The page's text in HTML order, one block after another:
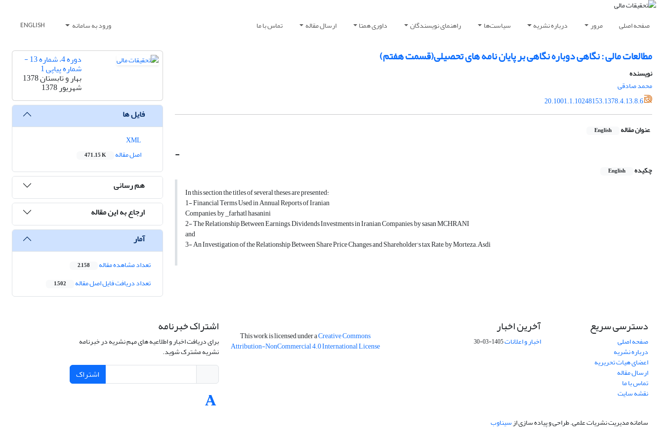
صفحه اصلی مرور درباره نشریه سیاست‌ها راهنمای نویسندگان داوری همتا ارسال مقاله تماس با ما ورود به سامانه ENGLISH
مطالعات مالی : نگاهی دوباره نگاهی بر پایان نامه های تحصیلی(قسمت هفتم)
نویسنده
محمد صادقی
20.1001.1.10248153.1378.4.13.8.6
عنوان مقاله English
-
چکیده English
In this section the titles of several theses are presented:
1- Financial Terms Used in Annual Reports of Iranian
Companies, by _farhatl hasanini
2- The Relationship Between Earnings, Dividends Investments in Iranian Companies, by sasan MCHRANI
and
3- An Investigation of the Relationship Between Share Price Changes and Shareholder's tax Rate, by Morteza.Asdi
دوره 4، شماره 13 -
شماره پیاپی 1
بهار و تابستان 1378
شهریور 1378
فایل ها
اصل مقاله
471.15 K
هم رسانی
ارجاع به این مقاله
آمار
تعداد مشاهده مقاله 2,158
تعداد دریافت فایل اصل مقاله 1,502
دسترسی سریع
صفحه اصلی
درباره نشریه
اعضای هیات تحریریه
ارسال مقاله
تماس با ما
نقشه سایت
آخرین اخبار
اخبار و اعلانات1405-03-30
This work is licensed under aCreative Commons
Attribution-NonCommercial 4.0 International License
اشتراک خبرنامه
برای دریافت اخبار و اطلاعیه های مهم نشریه در خبرنامه
نشریه مشترک شوید.
اشتراک
سامانه مدیریت نشریات علمی.طراحی و پیاده سازی ازسیناوب